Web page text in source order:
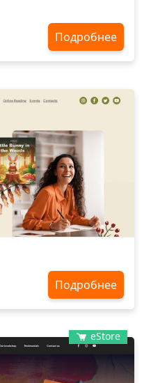
Подробнее
Подробнее
eStore